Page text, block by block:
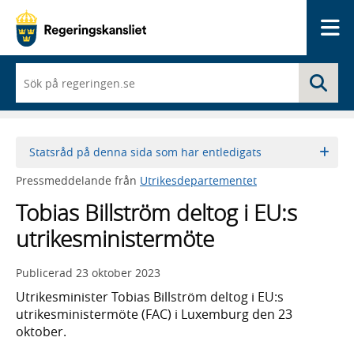
du
börjar
skriva
framträder
lista
med
sökförslag
Statsråd på denna sida som har entledigats
Pressmeddelande från Utrikesdepartementet
Tobias Billström deltog i EU:s
utrikesministermöte
Publicerad 23 oktober 2023
Utrikesminister Tobias Billström deltog i EU:s
utrikesministermöte (FAC) i Luxemburg den 23
oktober.